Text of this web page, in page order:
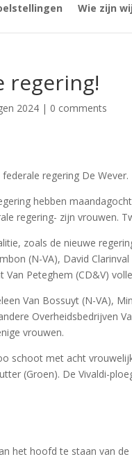
Wie zijn
regering!
2024 | 0 comments
regering De Wever.
hebben
regering- zijn vrouwen.
zoals de nieuwe
(N-VA), David
Van Peteghem (CD&V)
Van Bossuyt (N-VA),
Overheidsbedrijven
vrouwen.
schoot met acht
(Groen). De Vivaldi-
het hoofd te staan van